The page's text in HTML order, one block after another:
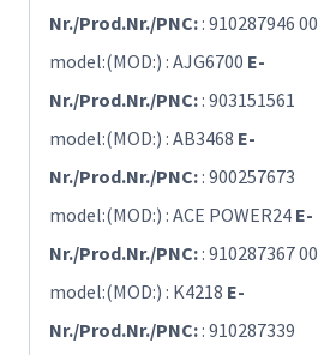
Nr./Prod.Nr./PNC:: 910287946 00
model:(MOD:) : AJG6700 E-
Nr./Prod.Nr./PNC:: 903151561
model:(MOD:) : AB3468 E-
Nr./Prod.Nr./PNC:: 900257673
model:(MOD:) : ACE POWER24 E-
Nr./Prod.Nr./PNC:: 910287367 00
model:(MOD:) : K4218 E-
Nr./Prod.Nr./PNC:: 910287339